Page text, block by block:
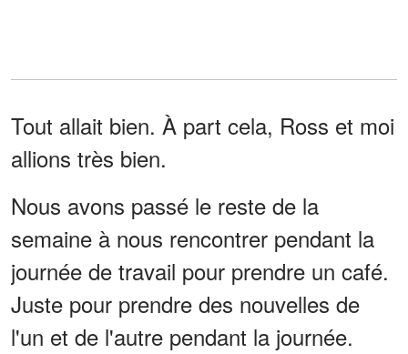
Tout allait bien. À part cela, Ross et moi
allions très bien.
Nous avons passé le reste de la
semaine à nous rencontrer pendant la
journée de travail pour prendre un café.
Juste pour prendre des nouvelles de
l'un et de l'autre pendant la journée.